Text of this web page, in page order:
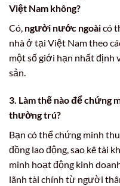
Việt Nam không?
Có, người nước ngoàicó
nhà ở tại Việt Nam theo
một số giới hạn nhất định
sản.
3. Làm thế nào để chứng
thường trú?
Bạn có thể chứng minh
đồng lao động, sao kê tài
minh hoạt động kinh
lãnh tài chính từ người